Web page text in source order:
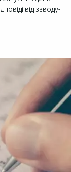
від заводу-